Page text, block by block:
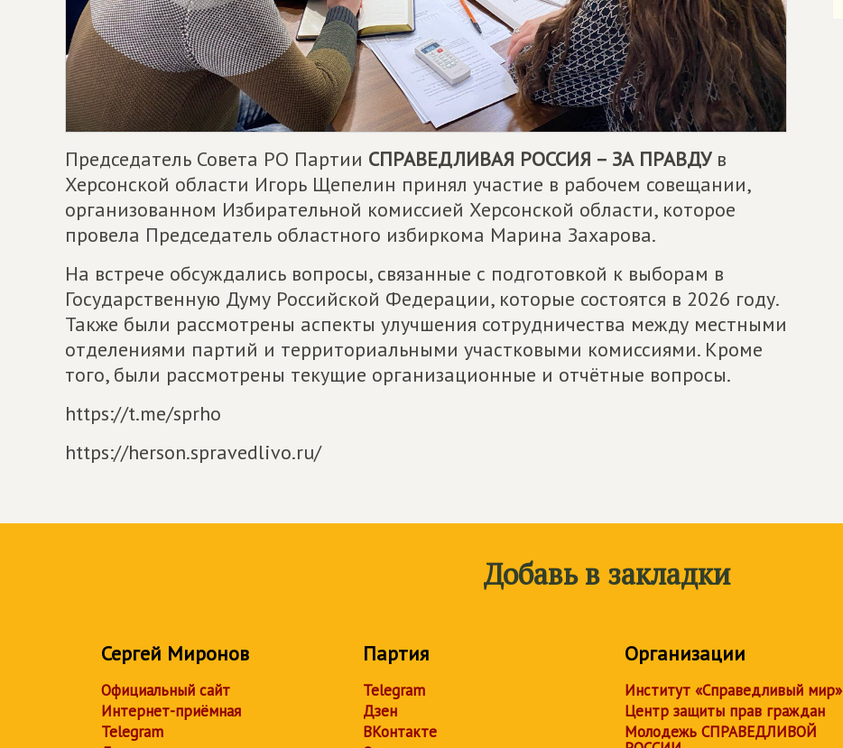
Председатель Совета РО Партии СПРАВЕДЛИВАЯ РОССИЯ – ЗА ПРАВДУв
Херсонской области Игорь Щепелин принял участие в рабочем совещании,
организованном Избирательной комиссией Херсонской области, которое
провела Председатель областного избиркома Марина Захарова.
На встрече обсуждались вопросы, связанные с подготовкой к выборам в
Государственную Думу Российской Федерации, которые состоятся в 2026 году.
Также были рассмотрены аспекты улучшения сотрудничества между местными
отделениями партий и территориальными участковыми комиссиями. Кроме
того, были рассмотрены текущие организационные и отчётные вопросы.
https://t.me/sprho
https://herson.spravedlivo.ru/
Добавь в закладки
Сергей Миронов
Официальный сайт
Интернет-приёмная
Telegram
Партия
Telegram
Дзен
ВКонтакте
Организации
Институт «Справедливый мир»
Центр защиты прав граждан
Молодежь СПРАВЕДЛИВОЙ